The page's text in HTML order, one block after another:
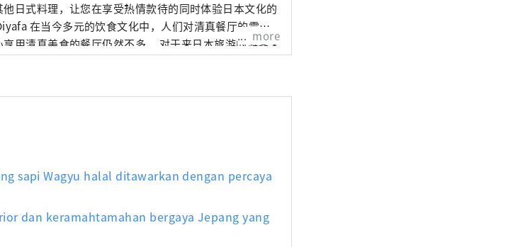
日式料理，让您在享受热情款待的同时体验日本文化的
餐厅仍然不多。 对于来日本旅游的游客来
们开设“Diyafa”的初衷，是希望为来自穆斯林国家的
的清真和牛 北海道、岐
喜烧和甜点，应有尽有。用餐结束时，我们会为您现场
的日式美食之旅。 ◆宁静的日式装潢和热情
下沉式座椅，非常适合外国客人。脱鞋后，您可以尽情
more
sapi Wagyu halal ditawarkan dengan percaya
dan keramahtamahan bergaya Jepang yang